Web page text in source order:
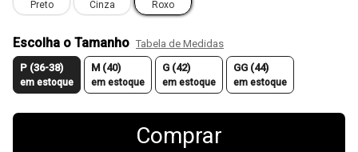
Preto Cinza Roxo
Escolha o Tamanho Tabela de Medidas
P (36-38)
em estoque
M (40)
em estoque
G (42)
em estoque
GG (44)
em estoque
Comprar